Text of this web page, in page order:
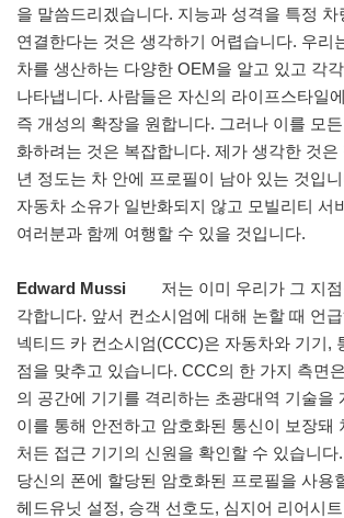
을 말씀드리겠습니다. 지능과 성격을 특정
연결한다는 것은 생각하기 어렵습니다. 우리
차를 생산하는 다양한 OEM을 알고 있고 각
나타냅니다. 사람들은 자신의 라이프스타일
즉 개성의 확장을 원합니다. 그러나 이를 모
화하려는 것은 복잡합니다. 제가 생각한 것
년 정도는 차 안에 프로필이 남아 있는 것입
자동차 소유가 일반화되지 않고 모빌리티 서
여러분과 함께 여행할 수 있을 것입니다.
Edward Mussi
저는 이미 우리가 그 지점
각합니다. 앞서 컨소시엄에 대해 논할 때 언
넥티드 카 컨소시엄(CCC)은 자동차와 기기,
점을 맞추고 있습니다. CCC의 한 가지 측면
의 공간에 기기를 격리하는 초광대역 기술을
이를 통해 안전하고 암호화된 통신이 보장돼
처든 접근 기기의 신원을 확인할 수 있습니
당신의 폰에 할당된 암호화된 프로필을 사용
헤드유닛 설정, 승객 선호도, 심지어 리어시